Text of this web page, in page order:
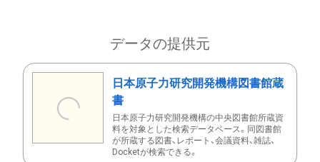
データの提供元
日本原子力研究開発機構図書館蔵
書
日本原子力研究開発機構の中央図書館所蔵資
料を対象とした検索データベース。同図書館
が所蔵する図書、レポート、会議資料、雑誌、
Docketが検索できる。